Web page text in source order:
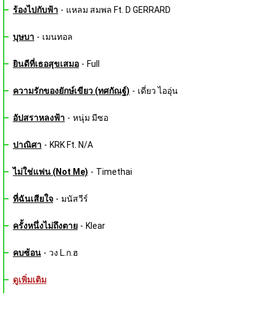
ร้องไปกับฟ้า - แหลม สมพล Ft. D GERRARD
บุษบา - เมนทอล
ยินดีที่เธอสุขเสมอ - Full
ความรักของยักษ์เขียว (ทศกัณฐ์) - เดี่ยว ไออุ่น
อัปสราหลงฟ้า - หนุ่ม มีซอ
ปาณิศา - KRK Ft. N/A
ไม่ใช่แฟน (Not Me) - Timethai
ที่ฉันเสียใจ - มนัสวีร์
ครั้งหนึ่งไม่ถึงตาย - Klear
คบซ้อน - วง L.ก.ฮ
ดูเพิ่มเติม